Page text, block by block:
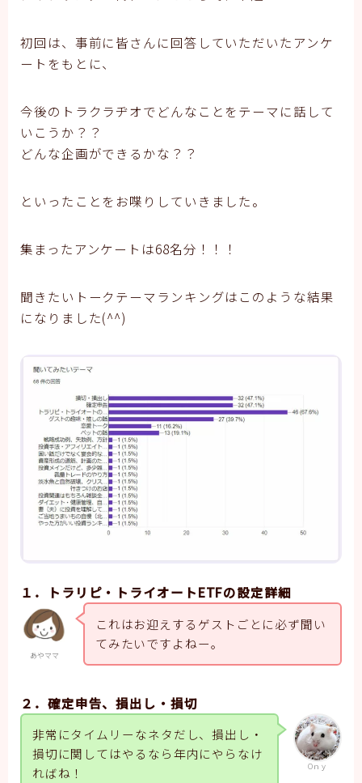
初回は、事前に皆さんに回答していただいたアンケ
ートをもとに、
今後のトラクラヂオでどんなことをテーマに話して
いこうか？？
どんな企画ができるかな？？
といったことをお喋りしていきました。
集まったアンケートは68名分！！！
聞きたいトークテーマランキングはこのような結果
になりました(^^)
１．トラリピ・トライオートETFの設定詳細
あやママ
これはお迎えするゲストごとに必ず聞い
てみたいですよねー。
２．確定申告、損出し・損切
Oｎｙ
非常にタイムリーなネタだし、損出し・
損切に関してはやるなら年内にやらなけ
ればね！